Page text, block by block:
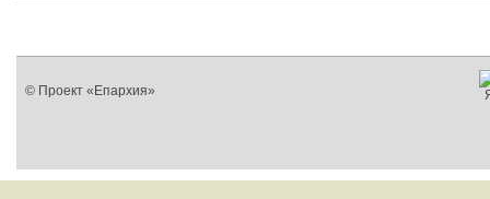
© Проект «Епархия»